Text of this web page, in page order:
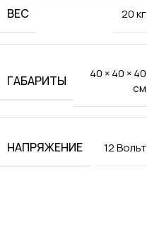
ВЕС 20 кг
ГАБАРИТЫ
40 × 40 × 40
см
НАПРЯЖЕНИЕ 12 Вольт